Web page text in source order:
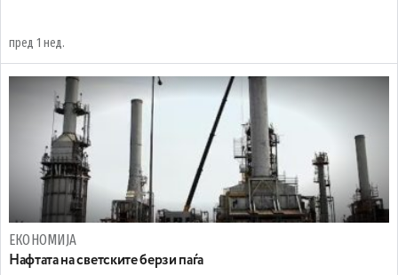
пред 1 нед.
ЕКОНОМИЈА
Нафтата на светските берзи паѓа